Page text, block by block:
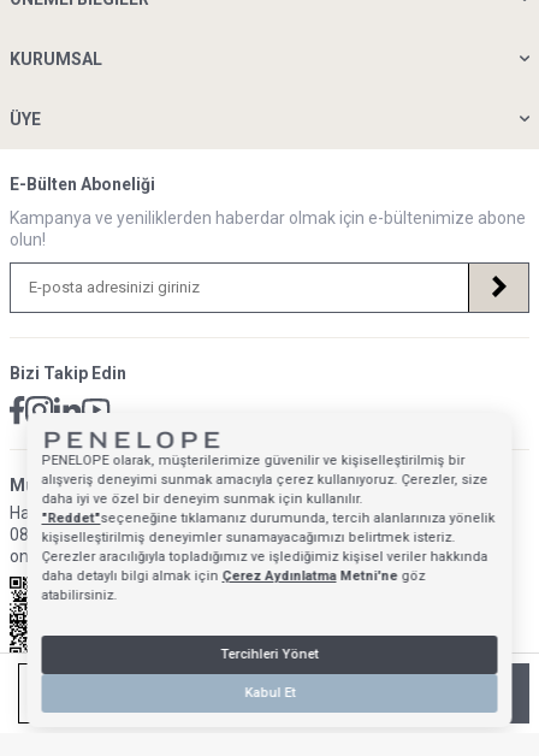
Anasayfa Mağazalarımız Favorilerim Giriş Yap Sepetim
TÜKENDI - GELINCE HABER VER
KURUMSAL
ÜYE
E-Bülten Aboneliği
Kampanya ve yeniliklerden haberdar olmak için e-bültenimize abone
olun!
Bizi Takip Edin
Müsteri Hizmetleri İletişim Adresi
Hafta İçi: 09:00 - 18:00
0850 640 1993
onlinedestek@penelopebedroom.com
PENELOPE olarak, müşterilerimize güvenilir ve kişiselleştirilmiş bir
alışveriş deneyimi sunmak amacıyla çerez kullanıyoruz. Çerezler, size
daha iyi ve özel bir deneyim sunmak için kullanılır.
"Reddet"seçeneğine tıklamanız durumunda, tercih alanlarınıza yönelik
kişiselleştirilmiş deneyimler sunamayacağımızı belirtmek isteriz.
Çerezler aracılığıyla topladığımız ve işlediğimiz kişisel veriler hakkında
daha detaylı bilgi almak için Çerez AydınlatmaMetni'negöz
atabilirsiniz.
Tercihleri Yönet
Kabul Et